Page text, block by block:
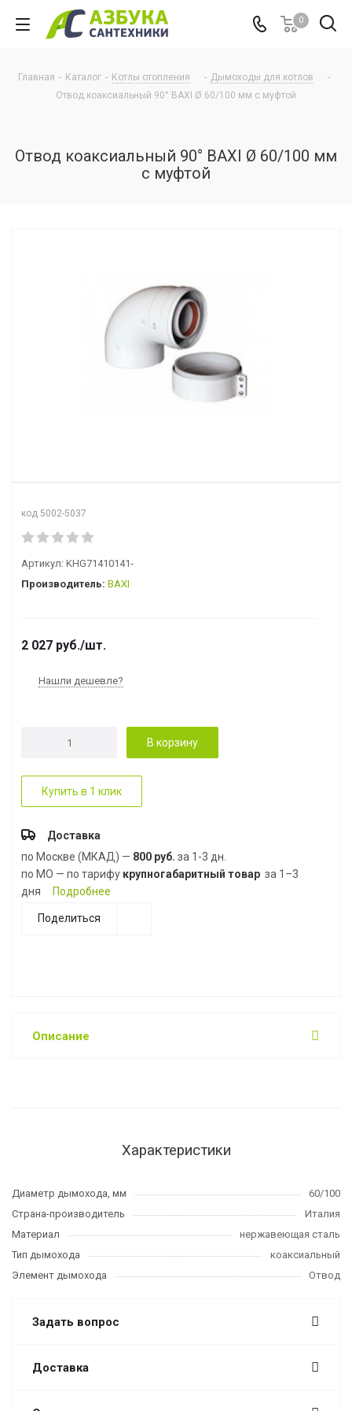
0
Главная - Каталог - Котлы отопления - Дымоходы для котлов
-
Отвод коаксиальный 90° BAXI Ø 60/100 мм с муфтой
Отвод коаксиальный 90° BAXI Ø 60/100 мм
с муфтой
код 5002-5037
Артикул: KHG71410141-
Производитель: BAXI
2 027 руб./шт.
Нашли дешевле?
В корзину
Купить в 1 клик
Доставка
по Москве (МКАД) — 800 руб. за 1-3 дн.
по МО — по тарифу крупногабаритный товар за 1–3
дня
Подробнее
Поделиться
Описание
Характеристики
Диаметр дымохода, мм
60/100
Страна-производитель
Италия
Материал
нержавеющая сталь
Тип дымохода
коаксиальный
Элемент дымохода
Отвод
Задать вопрос
Доставка